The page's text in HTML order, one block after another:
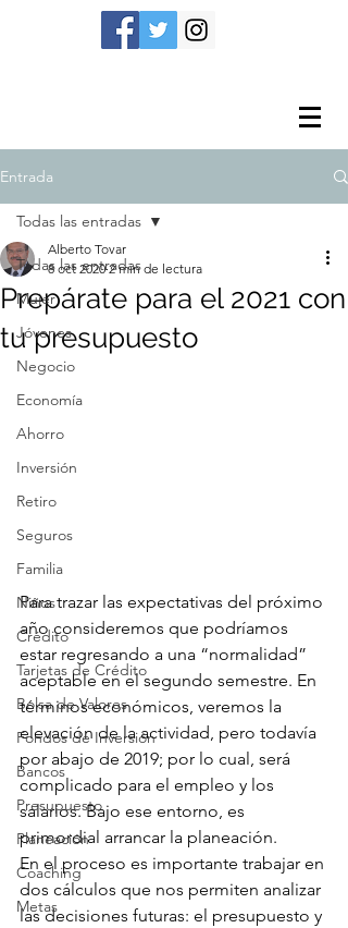
Entrada
Todas las entradas
Mujer
Jóvenes
Negocio
Economía
Ahorro
Inversión
Retiro
Seguros
Familia
Niños
Crédito
Tarjetas de Crédito
Bolsa de Valores
Fondos de Inversión
Bancos
Presupuesto
Planeación
Coaching
Metas
Todas las entradas
Prepárate para el 2021 con
tu presupuesto
Alberto Tovar
8 oct 2020 2 min de lectura
Para trazar las expectativas del próximo
año consideremos que podríamos
estar regresando a una “normalidad”
aceptable en el segundo semestre. En
términos económicos, veremos la
elevación de la actividad, pero todavía
por abajo de 2019; por lo cual, será
complicado para el empleo y los
salarios. Bajo ese entorno, es
primordial arrancar la planeación.
En el proceso es importante trabajar en
dos cálculos que nos permiten analizar
las decisiones futuras: el presupuesto y